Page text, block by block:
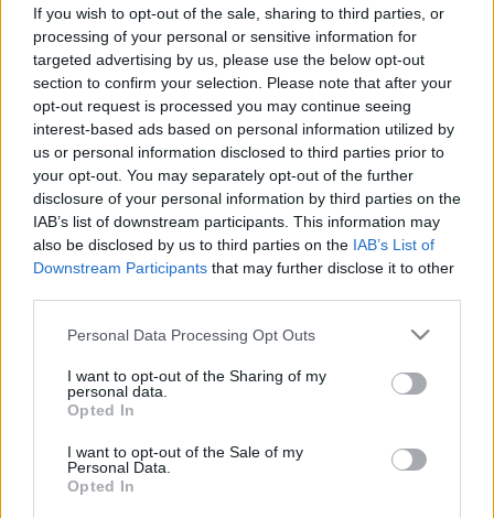
If you wish to opt-out of the sale, sharing to third parties, or
processing of your personal or sensitive information for
targeted advertising by us, please use the below opt-out
section to confirm your selection. Please note that after your
opt-out request is processed you may continue seeing
interest-based ads based on personal information utilized by
us or personal information disclosed to third parties prior to
your opt-out. You may separately opt-out of the further
disclosure of your personal information by third parties on the
IAB’s list of downstream participants. This information may
also be disclosed by us to third parties on the IAB’s List of
Downstream Participants that may further disclose it to other
Please note that this website/app uses one or more Google
not limited to your visit or usage behaviour. You may click to
grant or deny consent to Google and its third-party tags to
use your data for below specified purposes in below Google
consent section.
Personal Data Processing Opt Outs
I want to opt-out of the Sharing of my
personal data.
Opted In
I want to opt-out of the Sale of my
Personal Data.
Opted In
orrot érintheti!